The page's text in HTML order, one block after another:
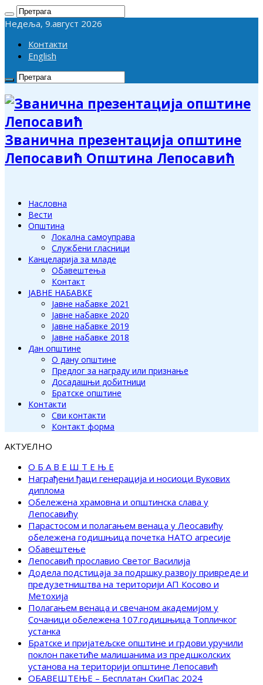
Недеља, 9.август 2026
Контакти
English
Званична презентација општине
Лепосавић Општина Лепосавић
Насловна
Вести
Општина
Локална самоуправа
Службени гласници
Канцеларија за младе
Обавештења
Контакт
ЈАВНЕ НАБАВКЕ
Јавне набавке 2021
Јавне набавке 2020
Јавне набавке 2019
Јавне набавке 2018
Дан општине
О дану општине
Предлог за награду или признање
Досадашњи добитници
Братске општине
Контакти
Сви контакти
Контакт форма
АКТУЕЛНО
О Б А В Е Ш Т Е Њ Е
Награђени ђаци генерација и носиоци Вукових
диплома
Обележена храмовна и општинска слава у
Лепосавићу
Парастосом и полагањем венаца у Леосавићу
обележена годишњица почетка НАТО агресије
Обавештење
Лепосавић прославио Светог Василија
Додела подстицаја за подршку развоју привреде и
предузетништва на територији АП Косово и
Метохија
Полагањем венаца и свечаном академијом у
Сочаници обележена 107.годишњица Топличког
устанка
Братске и пријатељске општине и грдови уручили
поклон пакетиће малишанима из предшколских
установа на територији општине Лепосавић
ОБАВЕШТЕЊЕ – Бесплатан СкиПас 2024